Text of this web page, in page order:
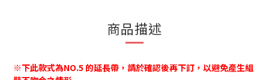
商品描述
※下此款式為NO.5 的延長帶，請於確認後再下訂，以避免產生組